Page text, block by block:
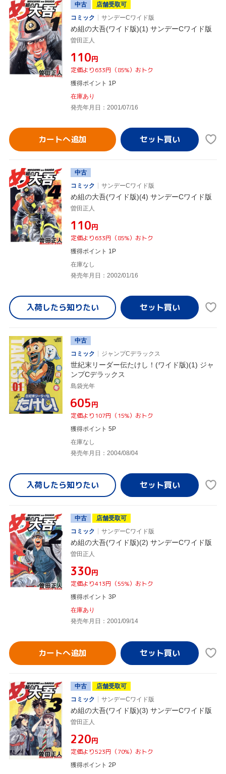
中古
店舗受取可
コミック
サンデーCワイド版
め組の大吾(ワイド版)(1) サンデーCワイド版
曽田正人
¥110円
定価より633円（85%）おトク
獲得ポイント 1P
在庫あり
発売年月日：2001/07/16
カートへ追加
中古
コミック
サンデーCワイド版
め組の大吾(ワイド版)(4) サンデーCワイド版
曽田正人
¥110円
定価より633円（85%）おトク
獲得ポイント 1P
在庫なし
発売年月日：2002/01/16
入荷したら知りたい
中古
コミック
ジャンプCデラックス
世紀末リーダー伝たけし！(ワイド版)(1) ジャ
ンプCデラックス
島袋光年
¥605円
定価より107円（15%）おトク
獲得ポイント 5P
在庫なし
発売年月日：2004/08/04
入荷したら知りたい
中古
店舗受取可
コミック
サンデーCワイド版
め組の大吾(ワイド版)(2) サンデーCワイド版
曽田正人
¥330円
定価より413円（55%）おトク
獲得ポイント 3P
在庫あり
発売年月日：2001/09/14
カートへ追加
中古
店舗受取可
コミック
サンデーCワイド版
め組の大吾(ワイド版)(3) サンデーCワイド版
曽田正人
¥220円
定価より523円（70%）おトク
獲得ポイント 2P